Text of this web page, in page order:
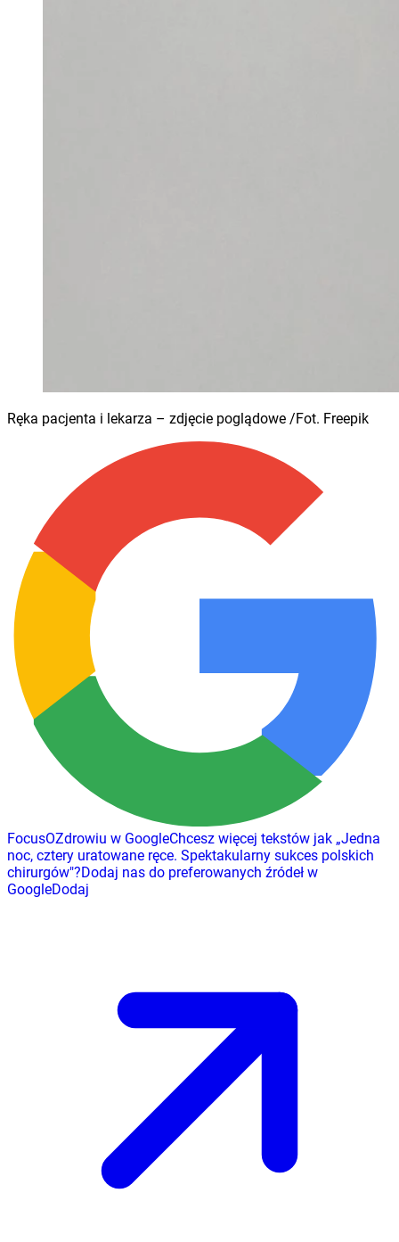
Ręka pacjenta i lekarza – zdjęcie poglądowe /Fot. Freepik
FocusOZdrowiu w GoogleChcesz więcej tekstów jak „Jedna
noc, cztery uratowane ręce. Spektakularny sukces polskich
chirurgów"?Dodaj nas do preferowanych źródeł w
GoogleDodaj